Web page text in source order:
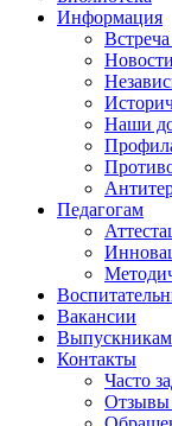
Информация
Новости
Наши
Педагогам
Вакансии
Выпускникам
Контакты
Часто
Отзывы